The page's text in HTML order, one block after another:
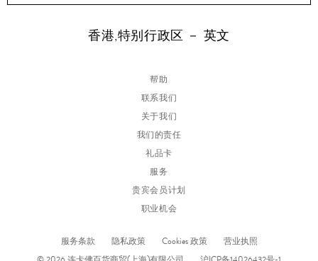
香港,特别行政区 － 英文
帮助
联系我们
关于我们
我们的责任
礼品卡
服务
贵宾会员计划
职业机会
服务条款 隐私政策 Cookies 政策
营业执照